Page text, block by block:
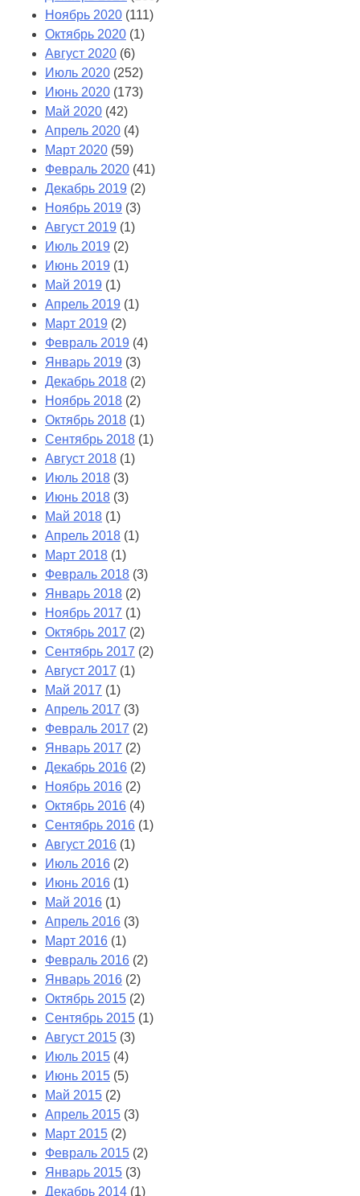
Ноябрь 2020 (111)
Октябрь 2020 (1)
Август 2020 (6)
Июль 2020 (252)
Июнь 2020 (173)
Май 2020 (42)
Апрель 2020 (4)
Март 2020 (59)
Февраль 2020 (41)
Декабрь 2019 (2)
Ноябрь 2019 (3)
Август 2019 (1)
Июль 2019 (2)
Июнь 2019 (1)
Май 2019 (1)
Апрель 2019 (1)
Март 2019 (2)
Февраль 2019 (4)
Январь 2019 (3)
Декабрь 2018 (2)
Ноябрь 2018 (2)
Октябрь 2018 (1)
Сентябрь 2018 (1)
Август 2018 (1)
Июль 2018 (3)
Июнь 2018 (3)
Май 2018 (1)
Апрель 2018 (1)
Март 2018 (1)
Февраль 2018 (3)
Январь 2018 (2)
Ноябрь 2017 (1)
Октябрь 2017 (2)
Сентябрь 2017 (2)
Август 2017 (1)
Май 2017 (1)
Апрель 2017 (3)
Февраль 2017 (2)
Январь 2017 (2)
Декабрь 2016 (2)
Ноябрь 2016 (2)
Октябрь 2016 (4)
Сентябрь 2016 (1)
Август 2016 (1)
Июль 2016 (2)
Июнь 2016 (1)
Май 2016 (1)
Апрель 2016 (3)
Март 2016 (1)
Февраль 2016 (2)
Январь 2016 (2)
Октябрь 2015 (2)
Сентябрь 2015 (1)
Август 2015 (3)
Июль 2015 (4)
Июнь 2015 (5)
Май 2015 (2)
Апрель 2015 (3)
Март 2015 (2)
Февраль 2015 (2)
Январь 2015 (3)
Декабрь 2014 (1)